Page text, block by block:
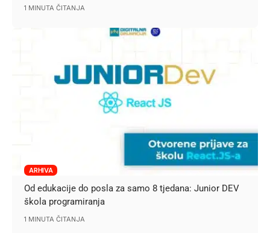
1 MINUTA ČITANJA
ARHIVA
Od edukacije do posla za samo 8 tjedana: Junior DEV
škola programiranja
1 MINUTA ČITANJA